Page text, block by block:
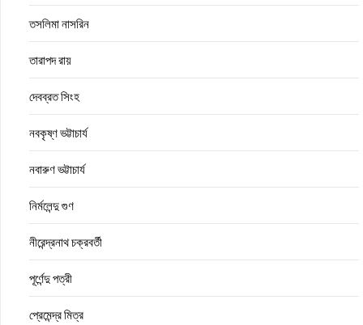
তসলিমা নাসরিন
তারাপদ রায়
দেবব্রত সিংহ
নবকৃষ্ণ ভট্টাচার্য
নবারুণ ভট্টাচার্য
নির্মলেন্দু গুণ
নীরেন্দ্রনাথ চক্রবর্তী
পূর্ণেন্দু পত্রী
প্রেমেন্দ্র মিত্র